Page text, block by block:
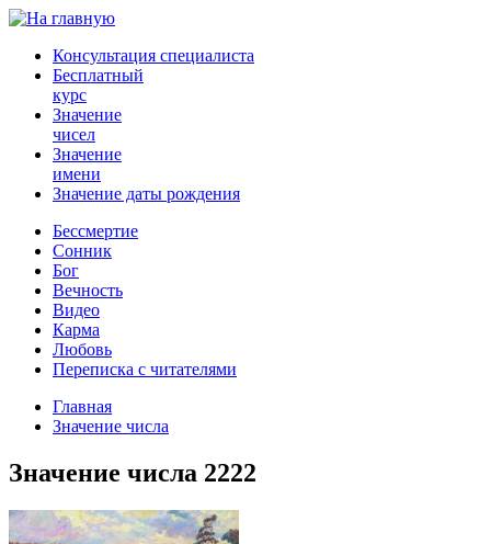
Консультация специалиста
Бесплатный
курс
Значение
чисел
Значение
имени
Значение даты рождения
Бессмертие
Сонник
Бог
Вечность
Видео
Карма
Любовь
Переписка с читателями
Главная
Значение числа
Значение числа 2222